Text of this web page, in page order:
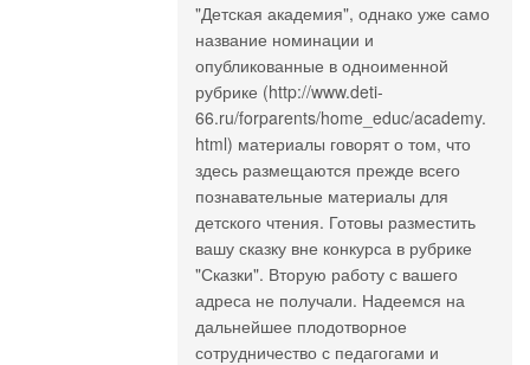
"Детская академия", однако уже само
название номинации и
опубликованные в одноименной
рубрике (http://www.deti-
66.ru/forparents/home_educ/academy.
html) материалы говорят о том, что
здесь размещаются прежде всего
познавательные материалы для
детского чтения. Готовы разместить
вашу сказку вне конкурса в рубрике
"Сказки". Вторую работу с вашего
адреса не получали. Надеемся на
дальнейшее плодотворное
сотрудничество с педагогами и